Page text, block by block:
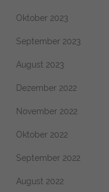
Oktober 2023
September 2023
August 2023
Dezember 2022
November 2022
Oktober 2022
September 2022
August 2022